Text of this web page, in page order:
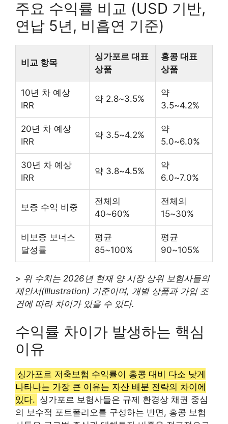
주요 수익률 비교 (USD 기반,
연납 5년, 비흡연 기준)
비교 항목
싱가포르 대표
상품
홍콩 대표
상품
10년 차 예상
IRR
약 2.8~3.5%
약
3.5~4.2%
20년 차 예상
IRR
약 3.5~4.2%
약
5.0~6.0%
30년 차 예상
IRR
약 3.8~4.5%
약
6.0~7.0%
보증 수익 비중
전체의
40~60%
전체의
15~30%
비보증 보너스
달성률
평균
85~100%
평균
90~105%
> 위 수치는 2026년 현재 양 시장 상위 보험사들의
제안서(Illustration) 기준이며, 개별 상품과 가입 조
건에 따라 차이가 있을 수 있다.
수익률 차이가 발생하는 핵심
이유
싱가포르 저축보험 수익률이 홍콩 대비 다소 낮게
나타나는 가장 큰 이유는 자산 배분 전략의 차이에
있다. 싱가포르 보험사들은 규제 환경상 채권 중심
의 보수적 포트폴리오를 구성하는 반면, 홍콩 보험